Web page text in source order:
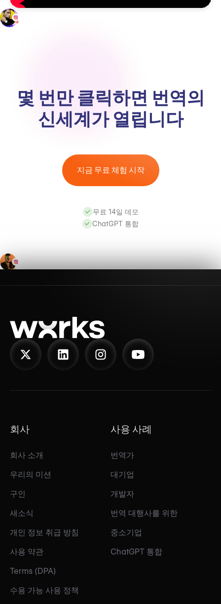
몇 번만 클릭하면 번역의
신세계가 열립니다
지금 무료 체험 시작
무료 14일 데모
ChatGPT 통합
회사
회사 소개
우리의 미션
구인
새소식
개인 정보 취급 방침
사용 약관
Terms (DPA)
수용 가능 사용 정책
사용 사례
번역가
대기업
개발자
번역 대행사를 위한
중소기업
ChatGPT 통합